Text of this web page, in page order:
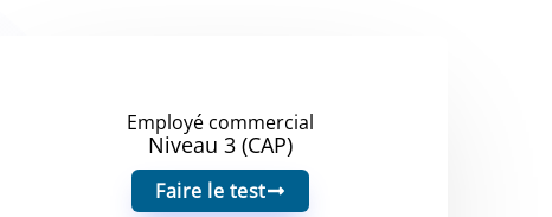
Employé commercial
Niveau 3 (CAP)
Faire le test